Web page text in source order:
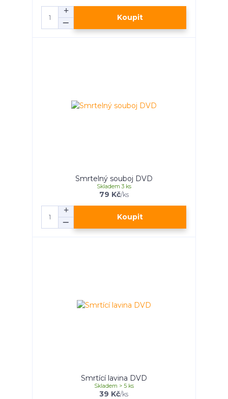
Koupit
Smrtelný souboj DVD
79 Kč/ks
Skladem 3 ks
Koupit
Smrtící lavina DVD
39 Kč/ks
Skladem > 5 ks